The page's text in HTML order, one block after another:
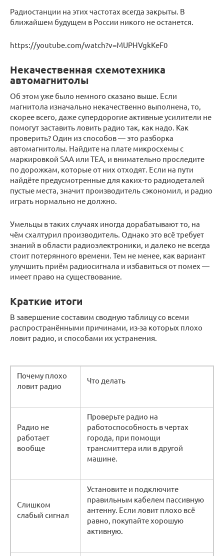
Радиостанции на этих частотах всегда закрыты. В
ближайшем будущем в России никого не останется.
https://youtube.com/watch?v=MUPHVgkKeF0
Некачественная схемотехника
автомагнитолы
Об этом уже было немного сказано выше. Если
магнитола изначально некачественно выполнена, то,
скорее всего, даже супердорогие активные усилители не
помогут заставить ловить радио так, как надо. Как
проверить? Один из способов — это разборка
автомагнитолы. Найдите на плате микросхемы с
маркировкой SAA или TEA, и внимательно проследите
по дорожкам, которые от них отходят. Если на пути
найдёте предусмотренные для каких-то радиодеталей
пустые места, значит производитель сэкономил, и радио
играть нормально не должно.
Умельцы в таких случаях иногда дорабатывают то, на
чём схалтурил производитель. Однако это всё требует
знаний в области радиоэлектроники, и далеко не всегда
стоит потерянного времени. Тем не менее, как вариант
улучшить приём радиосигнала и избавиться от помех —
имеет право на существование.
Краткие итоги
В завершение составим сводную таблицу со всеми
распространёнными причинами, из-за которых плохо
ловит радио, и способами их устранения.
Почему плохо
ловит радио
Что делать
Радио не
работает
вообще
Проверьте радио на
работоспособность в чертах
города, при помощи
трансмиттера или в другой
машине.
Слишком
слабый сигнал
Установите и подключите
правильным кабелем пассивную
антенну. Если ловит плохо всё
равно, покупайте хорошую
активную.